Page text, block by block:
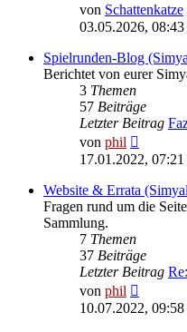
von Schattenkatze
03.05.2026, 08:43
Spielrunden-Blog
Berichtet von eurer
3 Themen
57 Beiträge
Letzter Beitrag
von phil
Beitrag
17.01.2022, 07:21
Website & Errata
Fragen rund um die
Sammlung.
7 Themen
37 Beiträge
Letzter Beitrag
von phil
Beitrag
10.07.2022, 09:58